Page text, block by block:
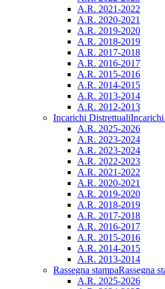
A.R. 2021-2022
A.R. 2020-2021
A.R. 2019-2020
A.R. 2018-2019
A.R. 2017-2018
A.R. 2016-2017
A.R. 2015-2016
A.R. 2014-2015
A.R. 2013-2014
A.R. 2012-2013
Incarichi Distrettuali
A.R. 2025-2026
A.R. 2023-2024
A.R. 2023-2024
A.R. 2022-2023
A.R. 2021-2022
A.R. 2020-2021
A.R. 2019-2020
A.R. 2018-2019
A.R. 2017-2018
A.R. 2016-2017
A.R. 2015-2016
A.R. 2014-2015
A.R. 2013-2014
Rassegna stampaRassegna
A.R. 2025-2026